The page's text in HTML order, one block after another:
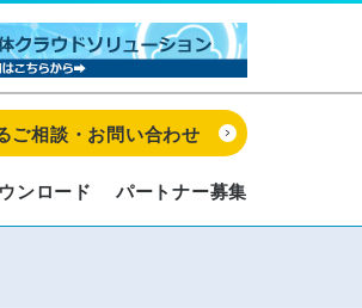
ンロード パートナー募集
ご相談・お問い合わせ